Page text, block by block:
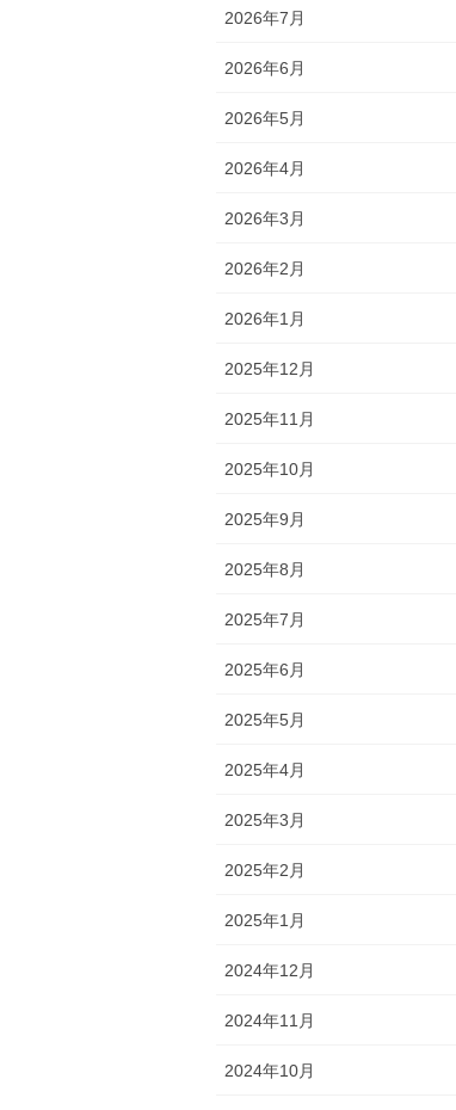
2026年7月
2026年6月
2026年5月
2026年4月
2026年3月
2026年2月
2026年1月
2025年12月
2025年11月
2025年10月
2025年9月
2025年8月
2025年7月
2025年6月
2025年5月
2025年4月
2025年3月
2025年2月
2025年1月
2024年12月
2024年11月
2024年10月